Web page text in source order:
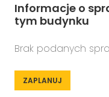
Informacje o
tym budynku
Brak podanych
ZAPLANUJ